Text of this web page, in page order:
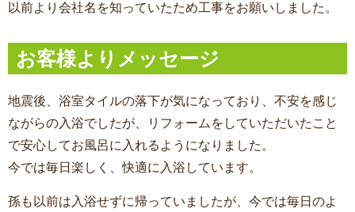
以前より会社名を知っていたため工事をお願いしました。
お客様よりメッセージ
地震後、浴室タイルの落下が気になっており、不安を感じ
ながらの入浴でしたが、リフォームをしていただいたこと
で安心してお風呂に入れるようになりました。
今では毎日楽しく、快適に入浴しています。
孫も以前は入浴せずに帰っていましたが、今では毎日のよ